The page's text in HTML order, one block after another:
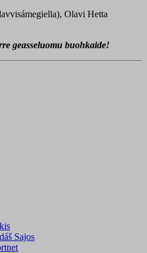
Olavi Hetta
geasseluomu buohkaide!
Sajos